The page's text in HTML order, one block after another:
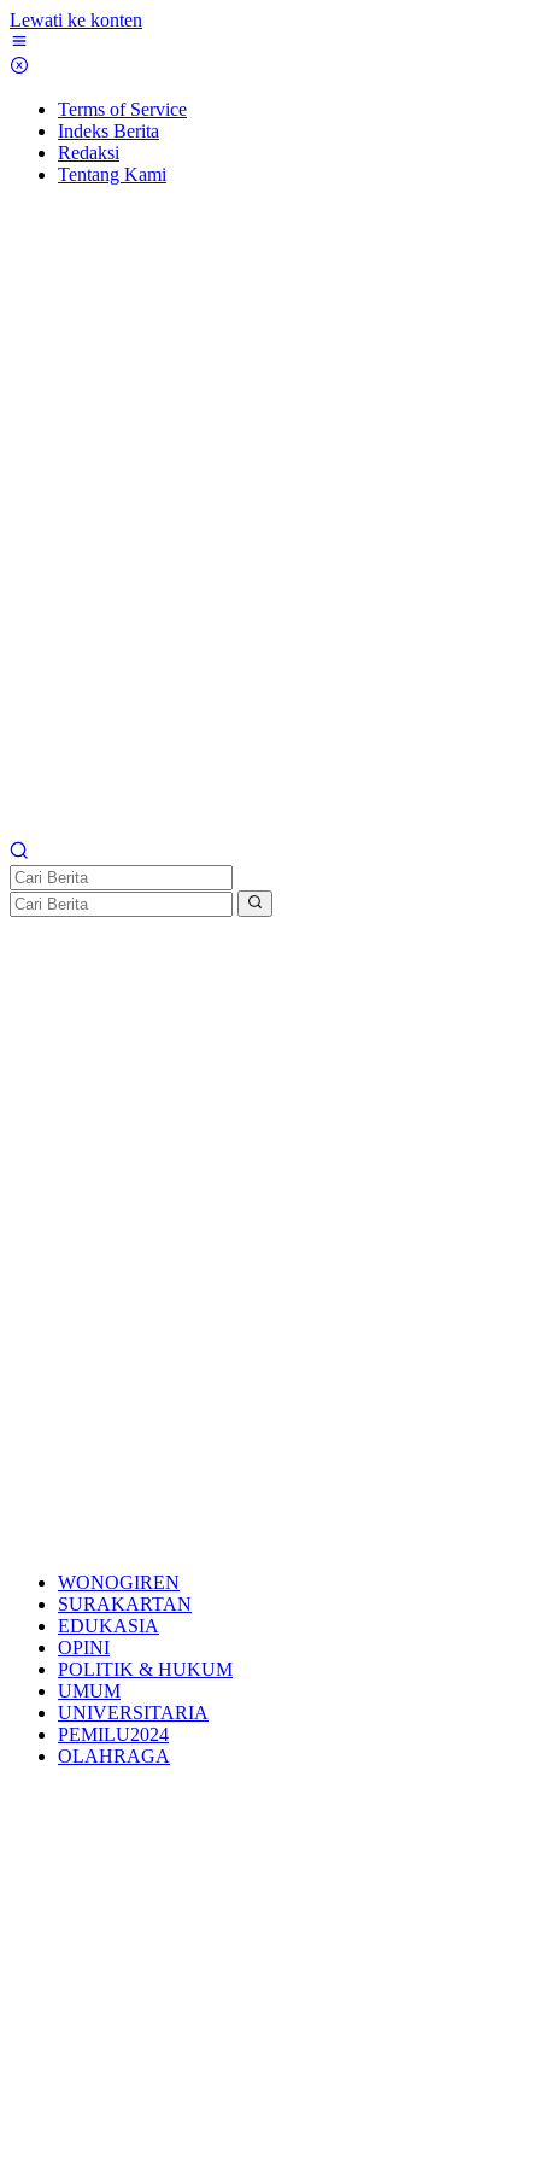
Lewati ke konten
Terms of Service
Indeks Berita
Redaksi
Tentang Kami
WONOGIREN
SURAKARTAN
EDUKASIA
OPINI
POLITIK & HUKUM
UMUM
UNIVERSITARIA
PEMILU2024
OLAHRAGA